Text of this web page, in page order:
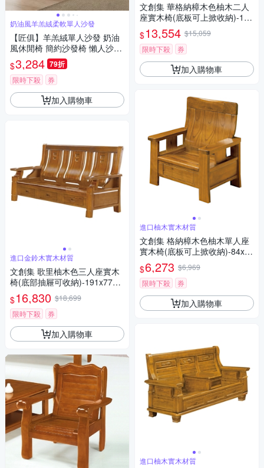
奶油風羊羔絨柔軟單人沙發
【匠俱】羊羔絨單人沙發 奶油
風休閒椅 簡約沙發椅 懶人沙發
椅子 小戶型座椅
$3,284 79折
限時下殺 券
加入購物車
進口金鈴木實木材質
文創集 歌里柚木色三人座實木
椅(底部抽屜可收納)-191x77x1
02cm免組
$16,830 $18,699
限時下殺
券
加入購物車
文創集 華格納樟木色柚木二人
座實木椅(底板可上掀收納)-137
x73x100cm免組
$13,554 $15,059
限時下殺
券
加入購物車
進口柚木實木材質
文創集 格納樟木色柚木單人座
實木椅(底板可上掀收納)-84x73
x99cm免組
$6,273 $6,969
限時下殺
券
加入購物車
進口柚木實木材質